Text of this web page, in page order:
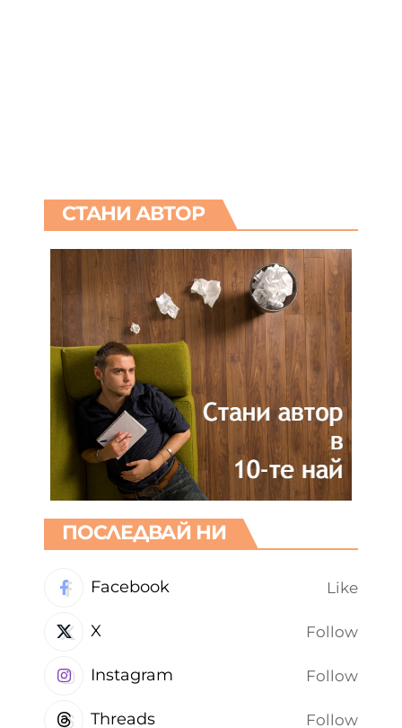
СТАНИ АВТОР
ПОСЛЕДВАЙ НИ
Facebook Like
X Follow
Instagram Follow
Threads Follow